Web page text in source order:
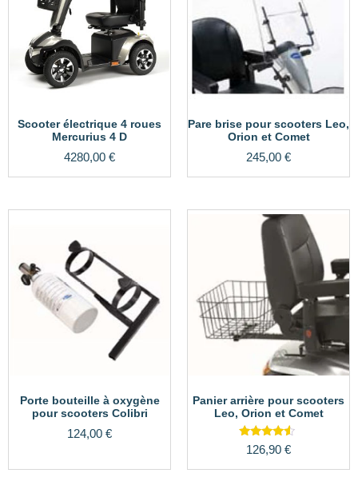
Scooter électrique 4 roues
Mercurius 4 D
4280,00 €
Pare brise pour scooters Leo,
Orion et Comet
245,00 €
Porte bouteille à oxygène
pour scooters Colibri
124,00 €
Panier arrière pour scooters
Leo, Orion et Comet
Note
4.33
sur 5
126,90 €